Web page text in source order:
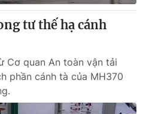
tư thế hạ cánh
Cơ quan An toàn vận tải
phần cánh tà của MH370